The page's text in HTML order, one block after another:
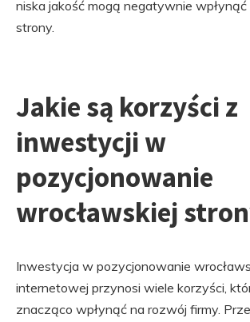
niska jakość mogą negatywnie
strony.
Jakie są korzyści z
inwestycji w
pozycjonowanie
wrocławskiej
Inwestycja w pozycjonowanie
internetowej przynosi wiele korzyści,
znacząco wpłynąć na rozwój firmy.